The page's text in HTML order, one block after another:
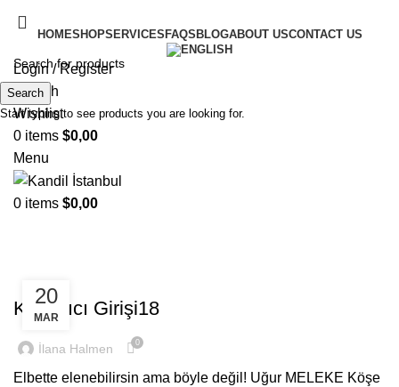
HOMESHOPSERVICES FAQS BLOGABOUT USCONTACT US
Login / Register
Search
Wishlist
0 items $0,00
Menu
0 items $0,00
20
MAR
Kullanıcı Girişi18
İlana Halmen 0
Elbette elenebilirsin ama böyle değil! Uğur MELEKE Köşe
Search
Start typing to see products you are looking for.